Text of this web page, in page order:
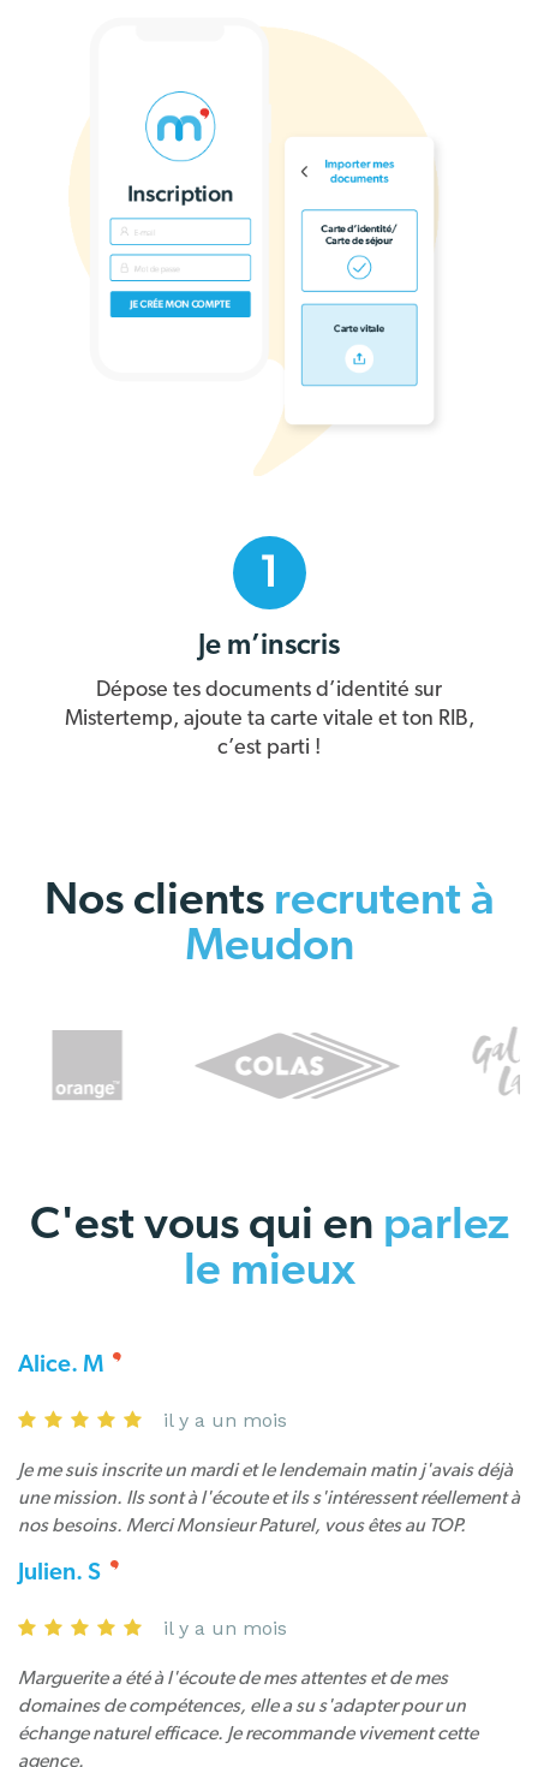
1
Je m’inscris
Dépose tes documents d’identité sur
Mistertemp, ajoute ta carte vitale et ton RIB,
c’est parti !
Nos clients recrutent à
Meudon
C'est vous qui en parlez
le mieux
Alice. M
il y a un mois
Je me suis inscrite un mardi et le lendemain matin j'avais déjà
une mission. Ils sont à l'écoute et ils s'intéressent réellement à
nos besoins. Merci Monsieur Paturel, vous êtes au TOP.
Julien. S
il y a un mois
Marguerite a été à l'écoute de mes attentes et de mes
domaines de compétences, elle a su s'adapter pour un
échange naturel efficace. Je recommande vivement cette
agence.